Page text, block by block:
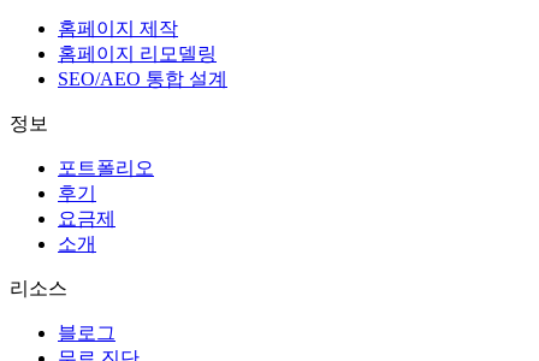
홈페이지 제작
홈페이지 리모델링
SEO/AEO 통합 설계
정보
포트폴리오
후기
요금제
소개
리소스
블로그